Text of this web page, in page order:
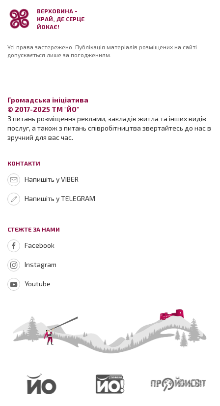
ВЕРХОВИНА -
КРАЙ, ДЕ СЕРЦЕ
ЙОКАЄ!
Усі права застережено. Публікація матеріалів розміщених на сайті
допускається лише за погодженням.
Громадська ініціатива
© 2017-2025 ТМ "ЙО"
З питань розміщення реклами, закладів житла та інших видів
послуг, а також з питань співробітництва звертайтесь до нас в
зручний для вас час.
КОНТАКТИ
Напишіть у VIBER
Напишіть у TELEGRAM
СТЕЖТЕ ЗА НАМИ
Facebook
Instagram
Youtube